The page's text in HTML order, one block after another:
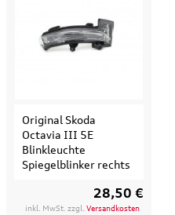
Original Skoda
Octavia III 5E
Blinkleuchte
Spiegelblinker rechts
28,50 €
inkl. MwSt. zzgl. Versandkosten